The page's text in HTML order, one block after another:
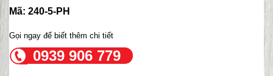
Mã: 240-5-PH
Gọi ngay để biết thêm chi tiết
0939 906 779